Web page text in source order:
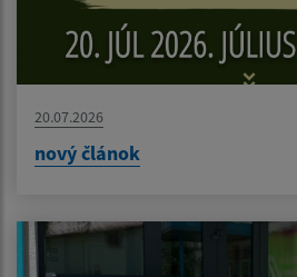
20.07.2026
nový článok